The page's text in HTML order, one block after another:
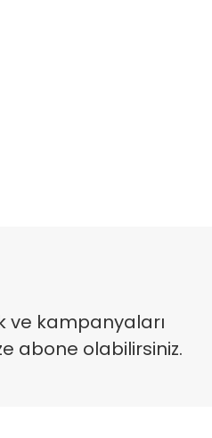
ve kampanyaları
abone olabilirsiniz.